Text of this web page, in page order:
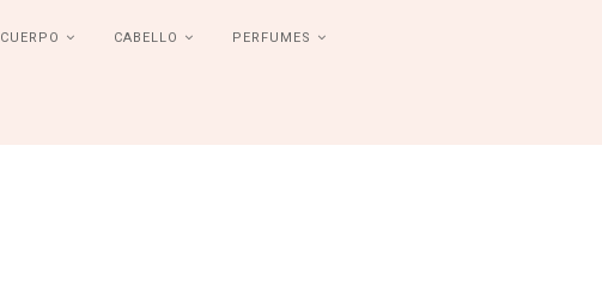
CUERPO CABELLO PERFUMES